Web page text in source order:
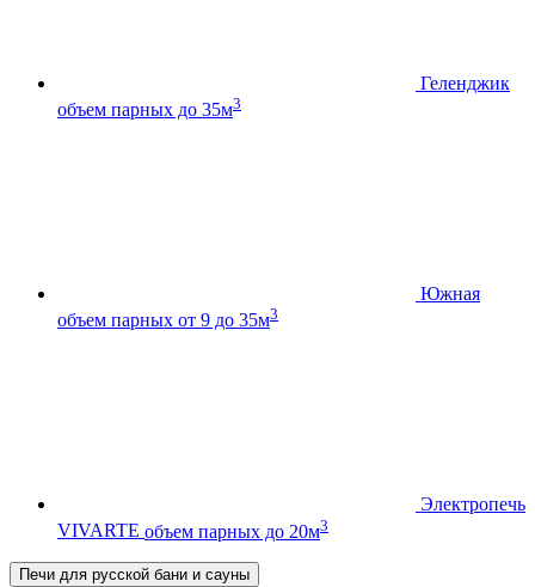
Геленджик
объем парных до 35м3
Южная
объем парных от 9 до 35м3
Электропечь
VIVARTE объем парных до 20м3
Печи для русской бани и сауны